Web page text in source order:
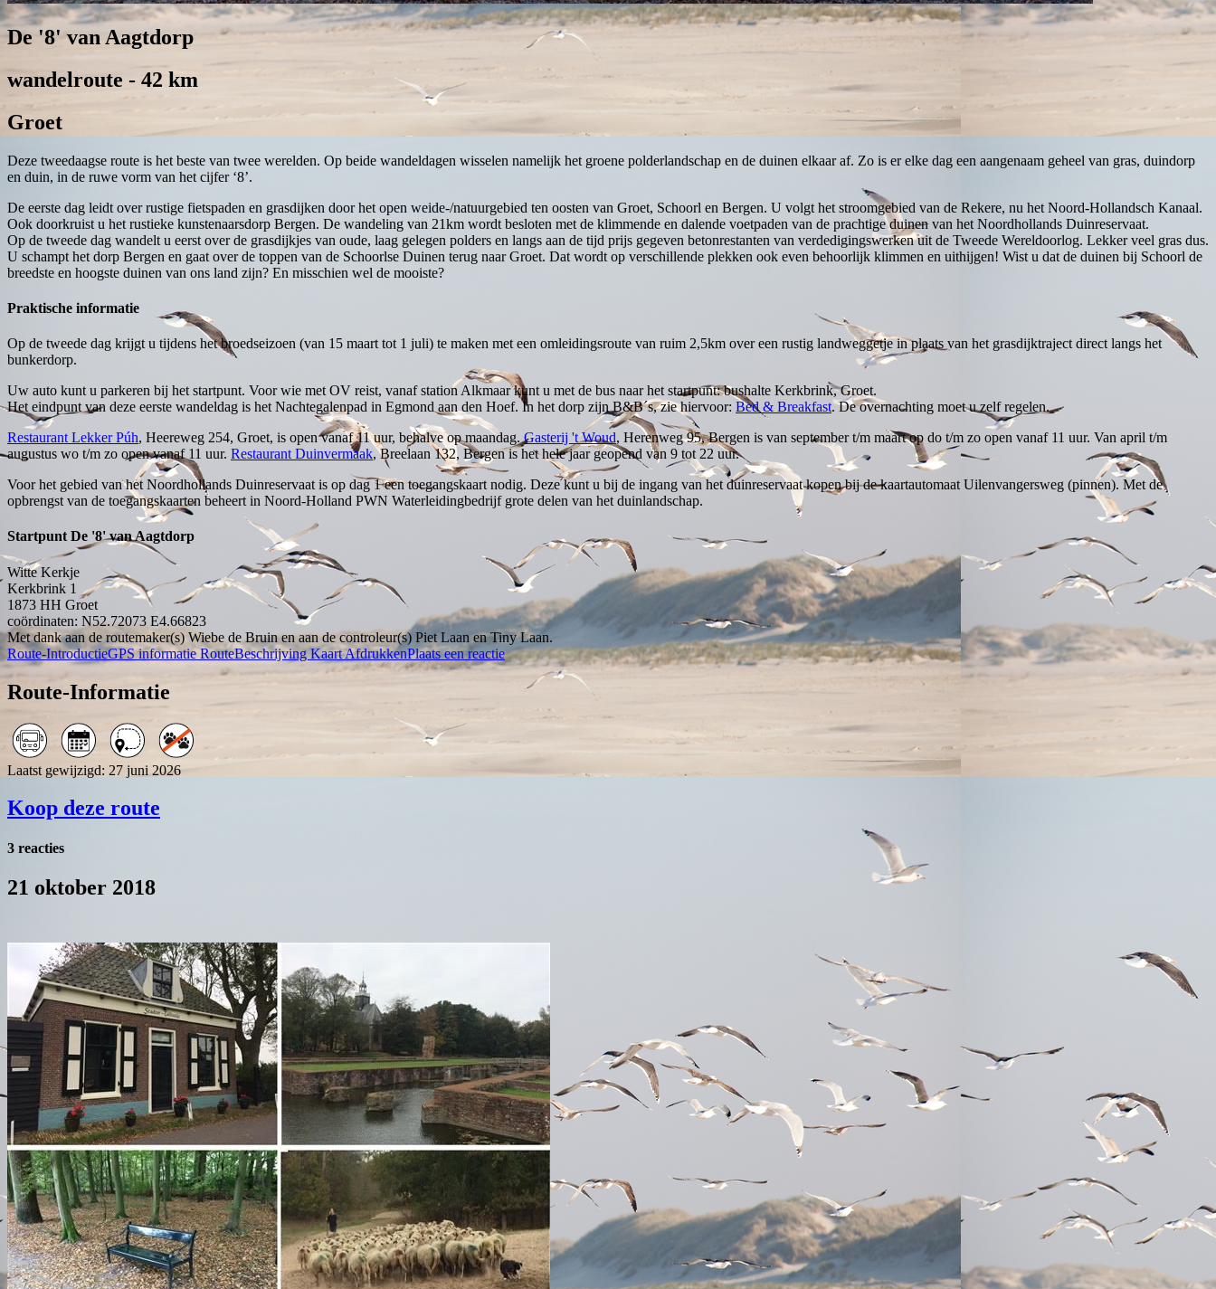
De '8' van Aagtdorp
wandelroute - 42 km
Groet
Deze tweedaagse route is het beste van twee werelden. Op beide wandeldagen wisselen namelijk het groene polderlandschap en de duinen elkaar af. Zo is er elke dag een aangenaam geheel van gras, duindorp
en duin, in de ruwe vorm van het cijfer ‘8’.
De eerste dag leidt over rustige fietspaden en grasdijken door het open weide-/natuurgebied ten oosten van Groet, Schoorl en Bergen. U volgt het stroomgebied van de Rekere, nu het Noord-Hollandsch Kanaal.
Ook doorkruist u het rustieke kunstenaarsdorp Bergen. De wandeling van 21km wordt besloten met de klimmende en dalende voetpaden van de prachtige duinen van het Noordhollands Duinreservaat.
Op de tweede dag wandelt u eerst over de grasdijkjes van oude, laag gelegen polders en langs aan de tijd prijs gegeven betonrestanten van verdedigingswerken uit de Tweede Wereldoorlog. Lekker veel gras dus.
U schampt het dorp Bergen en gaat over de toppen van de Schoorlse Duinen terug naar Groet. Dat wordt op verschillende plekken ook even behoorlijk klimmen en uithijgen! Wist u dat de duinen bij Schoorl de
breedste en hoogste duinen van ons land zijn? En misschien wel de mooiste?
Praktische informatie
Op de tweede dag krijgt u tijdens het broedseizoen (van 15 maart tot 1 juli) te maken met een omleidingsroute van ruim 2,5km over een rustig landweggetje in plaats van het grasdijktraject direct langs het
bunkerdorp.
Uw auto kunt u parkeren bij het startpunt. Voor wie met OV reist, vanaf station Alkmaar kunt u met de bus naar het startpunt: bushalte Kerkbrink, Groet.
Het eindpunt van deze eerste wandeldag is het Nachtegalenpad in Egmond aan den Hoef. In het dorp zijn B&B´s, zie hiervoor: Bed & Breakfast. De overnachting moet u zelf regelen.
Restaurant Lekker Púh, Heereweg 254, Groet, is open vanaf 11 uur, behalve op maandag.Gasterij 't Woud, Herenweg 95, Bergen is van september t/m maart op do t/m zo open vanaf 11 uur. Van april t/m
augustus wo t/m zo open vanaf 11 uur. Restaurant Duinvermaak, Breelaan 132, Bergen is het hele jaar geopend van 9 tot 22 uur.
Voor het gebied van het Noordhollands Duinreservaat is op dag 1 een toegangskaart nodig. Deze kunt u bij de ingang van het duinreservaat kopen bij de kaartautomaat Uilenvangersweg (pinnen). Met de
opbrengst van de toegangskaarten beheert in Noord-Holland PWN Waterleidingbedrijf grote delen van het duinlandschap.
Startpunt De '8' van Aagtdorp
Witte Kerkje
Kerkbrink 1
1873 HH Groet
coördinaten: N52.72073 E4.66823
Met dank aan de routemaker(s) Wiebe de Bruin en aan de controleur(s) Piet Laan en Tiny Laan.
Route-IntroductieGPS informatieRouteBeschrijvingKaartAfdrukkenPlaats een reactie
Route-Informatie
Laatst gewijzigd: 27 juni 2026
Koop deze route
3 reacties
21 oktober 2018